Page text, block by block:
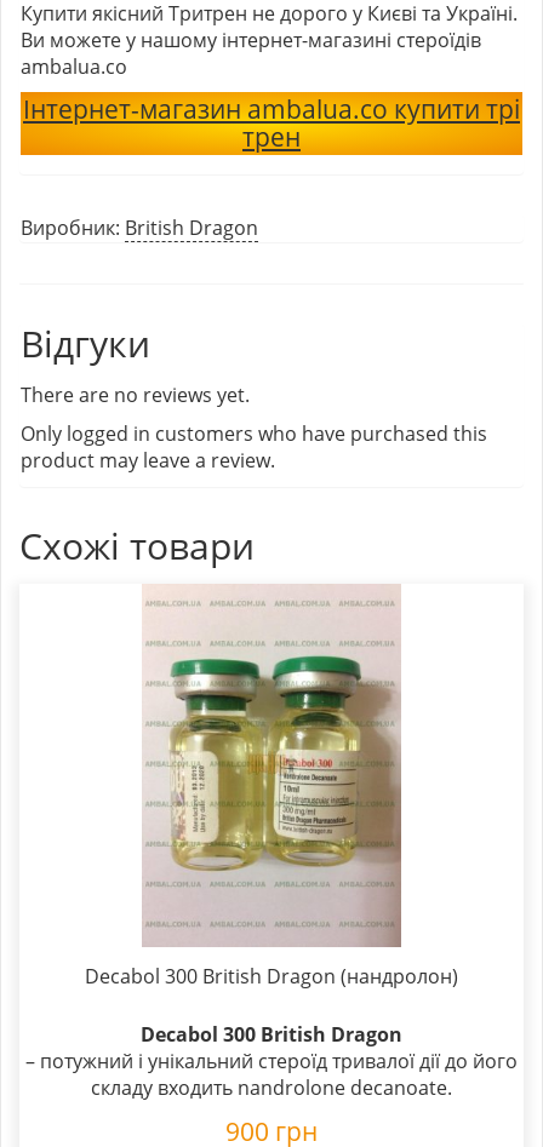
Купити якісний Тритрен не дорого у Києві та Україні.
Ви можете у нашому інтернет-магазині стероїдів
ambalua.co
Інтернет-магазин ambalua.co купити трі
трен
Виробник: British Dragon
Відгуки
There are no reviews yet.
Only logged in customers who have purchased this
product may leave a review.
Схожі товари
Decabol 300 British Dragon (нандролон)
Decabol 300 British Dragon
– потужний і унікальний стероїд тривалої дії до його
складу входить nandrolone decanoate.
900 грн